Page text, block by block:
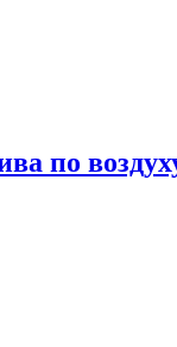
по